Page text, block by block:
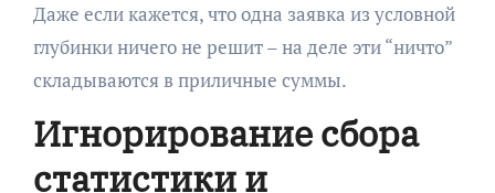
Даже если кажется, что одна заявка из условной
глубинки ничего не решит – на деле эти “ничто”
складываются в приличные суммы.
Игнорирование сбора
статистики и